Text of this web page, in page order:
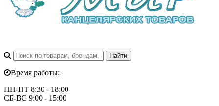
Время работы:
ПН-ПТ 8:30 - 18:00
СБ-ВС 9:00 - 15:00